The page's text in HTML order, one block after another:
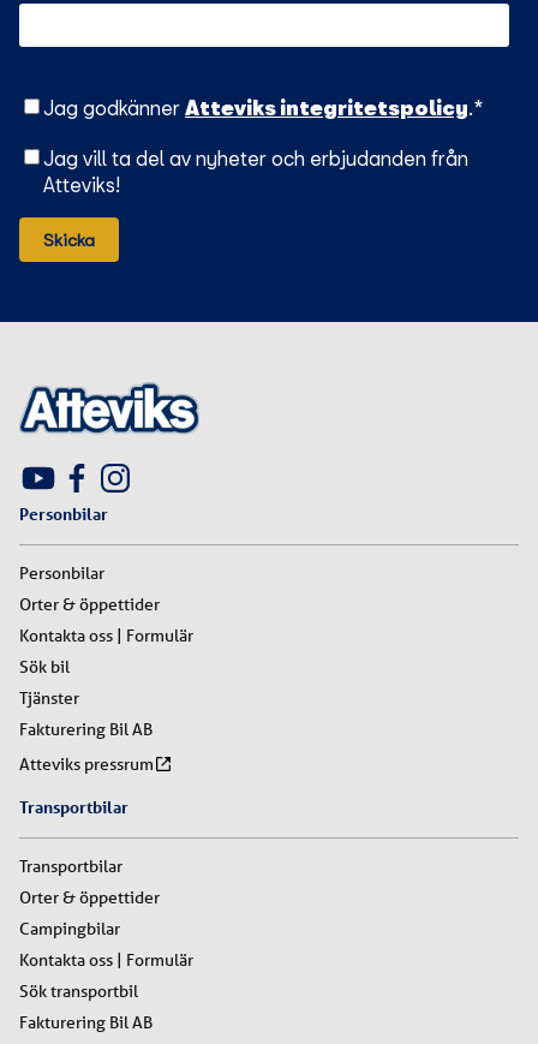
Jag godkänner Atteviks integritetspolicy.*
Jag vill ta del av nyheter och erbjudanden från
Atteviks!
Personbilar
Personbilar
Orter & öppettider
Kontakta oss | Formulär
Sök bil
Tjänster
Fakturering Bil AB
Atteviks pressrum
Transportbilar
Transportbilar
Orter & öppettider
Campingbilar
Kontakta oss | Formulär
Sök transportbil
Fakturering Bil AB